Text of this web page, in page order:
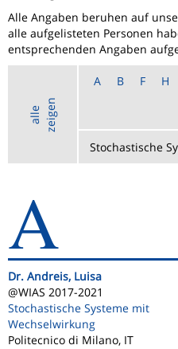
Alle Angaben beruhen auf
alle aufgelisteten Personen
entsprechenden Angaben
a
l
l
e
z
e
i
g
e n
A B F H
A
Dr. Andreis, Luisa
@WIAS 2017-2021
Stochastische Systeme mit
Wechselwirkung
Politecnico di Milano, IT